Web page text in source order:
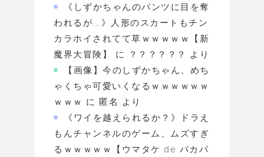
《しずかちゃんのパンツに目を奪
われるが…》人形のスカートもチン
カラホイされてて草ｗｗｗｗｗ【新
魔界大冒険】
に ？？？？？？
より
【画像】今のしずかちゃん、めち
ゃくちゃ可愛いくなるｗｗｗｗｗｗ
ｗｗｗ に 匿名 より
《ワイを越えられるか？》ドラえ
もんチャンネルのゲーム、ムズすぎ
るｗｗｗｗｗ【ウマタケ de パカパ